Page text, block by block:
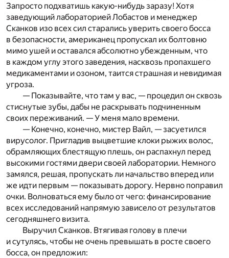
Запросто подхватишь какую-нибудь заразу! Хотя
заведующий лабораторией Лобастов и менеджер
Сканков изо всех сил старались уверить своего босса
в безопасности, американец пропускал их болтовню
мимо ушей и оставался абсолютно убежденным, что
в каждом углу этого заведения, насквозь пропахшего
медикаментами и озоном, таится страшная и невидимая
угроза.
— Показывайте, что там у вас, — процедил он сквозь
стиснутые зубы, дабы не раскрывать подчиненным
своих переживаний. — У меня мало времени.
— Конечно, конечно, мистер Вайл, — засуетился
вирусолог. Пригладив выцветшие клоки рыжих волос,
обрамляющих блестящую плешь, он распахнул перед
высокими гостями двери своей лаборатории. Немного
замялся, решая, пропускать ли начальство вперед или
же идти первым — показывать дорогу. Нервно поправил
очки. Волноваться ему было от чего: финансирование
всех исследований напрямую зависело от результатов
сегодняшнего визита.
Выручил Сканков. Втягивая голову в плечи
и сутулясь, чтобы не очень превышать в росте своего
босса, он предложил: